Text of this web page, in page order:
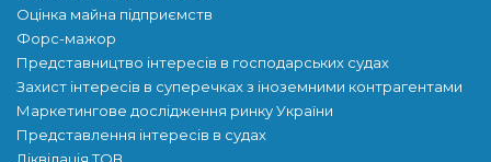
Оцінка майна підприємств
Форс-мажор
Представництво інтересів в господарських судах
Захист інтересів в суперечках з іноземними контрагентами
Маркетингове дослідження ринку України
Представлення інтересів в судах
Ліквідація ТОВ